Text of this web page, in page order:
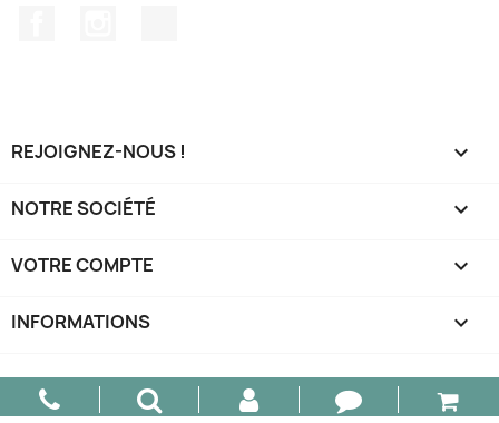
REJOIGNEZ-NOUS ! 
NOTRE SOCIÉTÉ 
VOTRE COMPTE 
INFORMATIONS keyboard_arrow_down
© 2026 - AM Design - Tous droits réservés.